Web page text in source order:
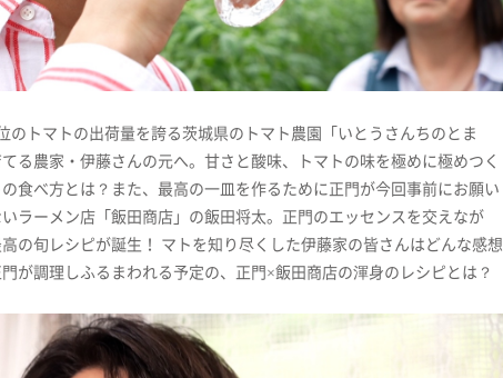
のトマトの出荷量を誇る茨城県のトマト農園「いとうさんちのとま
る農家・伊藤さんの元へ。甘さと酸味、トマトの味を極めに極めつく
食べ方とは？また、最高の一皿を作るために正門が今回事前にお願い
ラーメン店「飯田商店」の飯田将太。正門のエッセンスを交えなが
の旬レシピが誕生！ マトを知り尽くした伊藤家の皆さんはどんな感想
が調理しふるまわれる予定の、正門×飯田商店の渾身のレシピとは？